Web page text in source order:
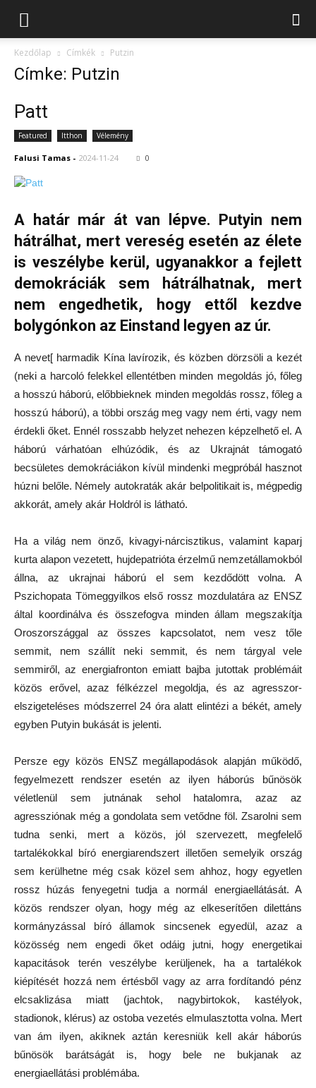
Kezdőlap Címkék Putzin
Címke: Putzin
Patt
Featured Itthon Vélemény
Falusi Tamas - 2024-11-24 0
A határ már át van lépve. Putyin nem
hátrálhat, mert vereség esetén az élete
is veszélybe kerül, ugyanakkor a fejlett
demokráciák sem hátrálhatnak, mert
nem engedhetik, hogy ettől kezdve
bolygónkon az Einstand legyen az úr.
A nevet[ harmadik Kína lavírozik, és közben dörzsöli a kezét
(neki a harcoló felekkel ellentétben minden megoldás jó, főleg
a hosszú háború, előbbieknek minden megoldás rossz, főleg a
hosszú háború), a többi ország meg vagy nem érti, vagy nem
érdekli őket. Ennél rosszabb helyzet nehezen képzelhető el. A
háború várhatóan elhúzódik, és az Ukrajnát támogató
becsületes demokráciákon kívül mindenki megpróbál hasznot
húzni belőle. Némely autokraták akár belpolitikait is, mégpedig
akkorát, amely akár Holdról is látható.
Ha a világ nem önző, kivagyi-nárcisztikus, valamint kaparj
kurta alapon vezetett, hujdepatrióta érzelmű nemzetállamokból
állna, az ukrajnai háború el sem kezdődött volna. A
Pszichopata Tömeggyilkos első rossz mozdulatára az ENSZ
által koordinálva és összefogva minden állam megszakítja
Oroszországgal az összes kapcsolatot, nem vesz tőle
semmit, nem szállít neki semmit, és nem tárgyal vele
semmiről, az energiafronton emiatt bajba jutottak problémáit
közös erővel, azaz félkézzel megoldja, és az agresszor-
elszigeteléses módszerrel 24 óra alatt elintézi a békét, amely
egyben Putyin bukását is jelenti.
Persze egy közös ENSZ megállapodások alapján működő,
fegyelmezett rendszer esetén az ilyen háborús bűnösök
véletlenül sem jutnának sehol hatalomra, azaz az
agressziónak még a gondolata sem vetődne föl. Zsarolni sem
tudna senki, mert a közös, jól szervezett, megfelelő
tartalékokkal bíró energiarendszert illetően semelyik ország
sem kerülhetne még csak közel sem ahhoz, hogy egyetlen
rossz húzás fenyegetni tudja a normál energiaellátását. A
közös rendszer olyan, hogy még az elkeserítően dilettáns
kormányzással bíró államok sincsenek egyedül, azaz a
közösség nem engedi őket odáig jutni, hogy energetikai
kapacitások terén veszélybe kerüljenek, ha a tartalékok
kiépítését hozzá nem értésből vagy az arra fordítandó pénz
elcsaklizása miatt (jachtok, nagybirtokok, kastélyok,
stadionok, klérus) az ostoba vezetés elmulasztotta volna. Mert
van ám ilyen, akiknek aztán keresniük kell akár háborús
bűnösök barátságát is, hogy bele ne bukjanak az
energiaellátási problémába.